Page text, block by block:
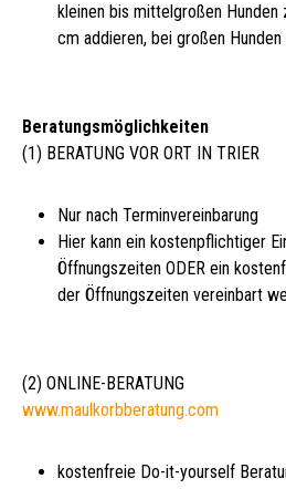
kleinen bis mittelgroßen Hunden
cm addieren, bei großen Hunden
Beratungsmöglichkeiten
(1) BERATUNG VOR ORT IN TRIER
Nur nach Terminvereinbarung
Hier kann ein kostenpflichtiger
Öffnungszeiten ODER ein
der Öffnungszeiten vereinbart
(2) ONLINE-BERATUNG
www.maulkorbberatung.com
kostenfreie Do-it-yourself